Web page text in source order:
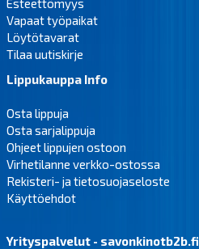
Esteettömyys
Vapaat työpaikat
Löytötavarat
Tilaa uutiskirje
Lippukauppa Info
Osta lippuja
Osta sarjalippuja
Ohjeet lippujen ostoon
Virhetilanne verkko-ostossa
Rekisteri- ja tietosuojaseloste
Käyttöehdot
Yrityspalvelut - savonkinotb2b.fi